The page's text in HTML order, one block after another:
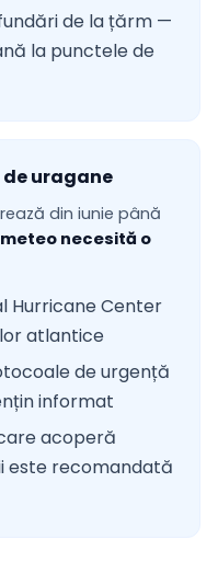
de la țărm —
la punctele de
uragane
din iunie până
necesită o
Hurricane Center
atlantice
de urgență
informat
acoperă
este recomandată